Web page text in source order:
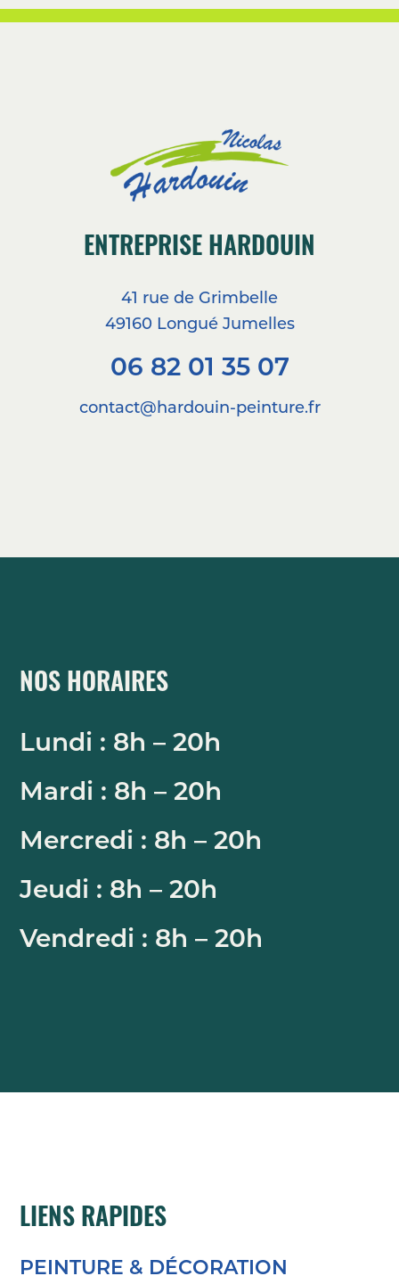
FOOTER
ENTREPRISE HARDOUIN
41 rue de Grimbelle
49160 Longué Jumelles
06 82 01 35 07
contact@hardouin-peinture.fr
NOS HORAIRES
Lundi : 8h – 20h
Mardi : 8h – 20h
Mercredi : 8h – 20h
Jeudi : 8h – 20h
Vendredi : 8h – 20h
LIENS RAPIDES
PEINTURE & DÉCORATION